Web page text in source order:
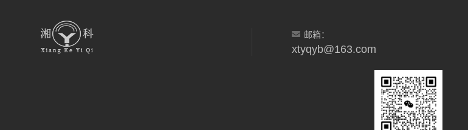
邮箱：
xtyqyb@163.com